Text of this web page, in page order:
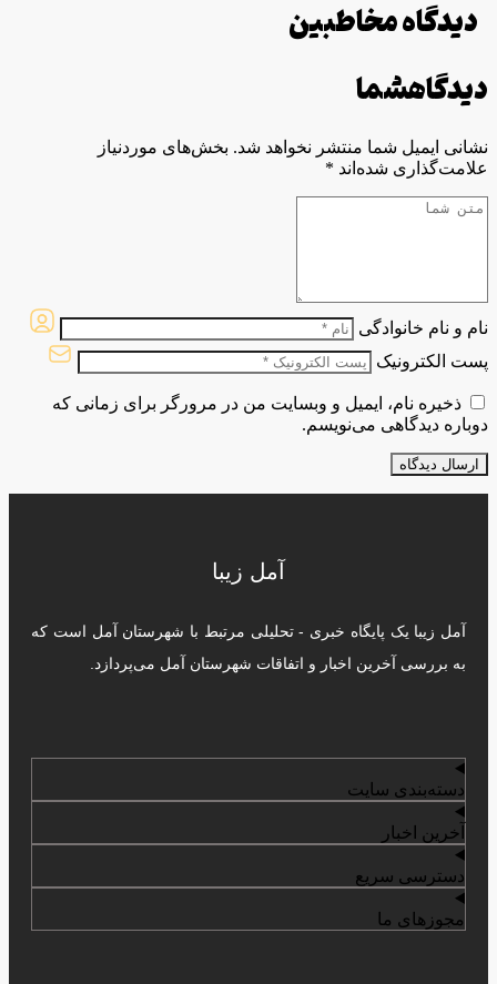
دیدگاه مخاطبین
دیدگاهشما
نشانی ایمیل شما منتشر نخواهد شد. بخش‌های موردنیاز
علامت‌گذاری شده‌اند *
نام و نام خانوادگی
پست الکترونیک
ذخیره نام، ایمیل و وبسایت من در مرورگر برای زمانی که
دوباره دیدگاهی می‌نویسم.
آمل زیبا
آمل زیبا یک پایگاه خبری - تحلیلی مرتبط با شهرستان آمل است که
به بررسی آخرین اخبار و اتفاقات شهرستان آمل می‌پردازد.
دسته‌بندی سایت
آخرین اخبار
دسترسی سریع
مجوزهای ما